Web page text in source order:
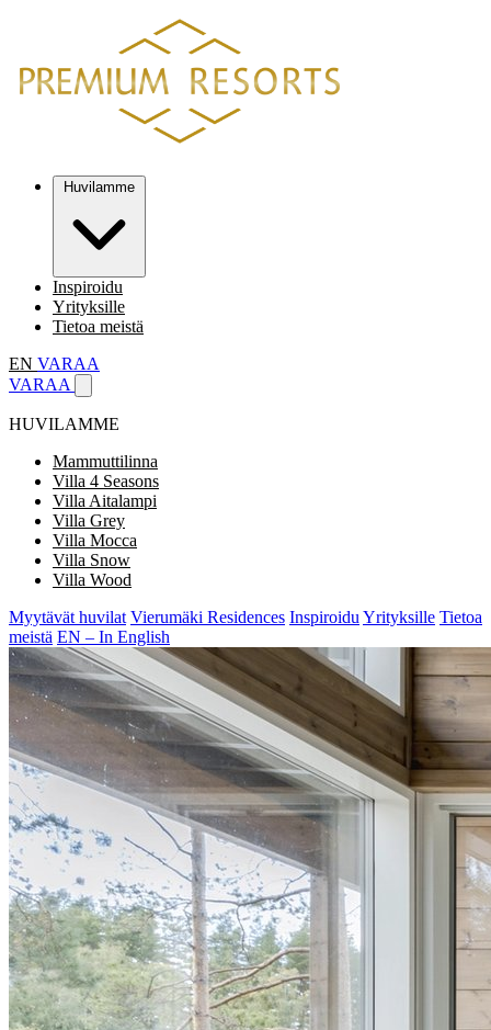
Inspiroidu
Yrityksille
Tietoa meistä
EN VARAA
VARAA
HUVILAMME
Mammuttilinna
Villa 4 Seasons
Villa Aitalampi
Villa Grey
Villa Mocca
Villa Snow
Villa Wood
Myytävät huvilat Vierumäki Residences Inspiroidu Yrityksille Tietoa
meistä EN – In English